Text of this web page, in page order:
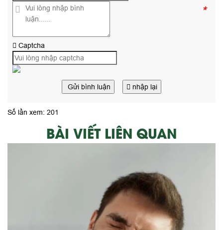
*
Captcha
Gửi bình luận nhập lại
Số lần xem: 201
BÀI VIẾT LIÊN QUAN